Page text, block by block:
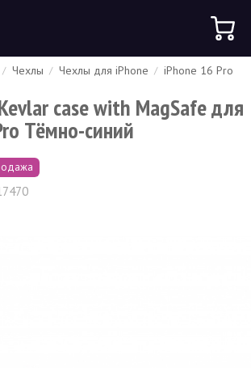
и оплата Спецпредложения Скидки
Чехлы Чехлы для iPhone iPhone 16 Pro
case with MagSafe для
Тёмно-синий